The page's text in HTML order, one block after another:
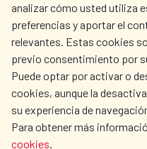
analizar cómo usted utiliza
preferencias y aportar el
relevantes. Estas cookies
previo consentimiento por
Puede optar por activar o
cookies, aunque la
su experiencia de
Para obtener más
cookies.
OUR SOCIAL MEDIA